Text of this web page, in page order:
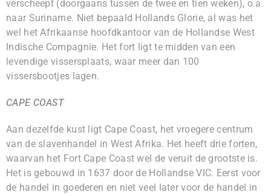
verscheept (doorgaans tussen de twee en tien weken), o.a.
naar Suriname. Niet bepaald Hollands Glorie, al was het
wel het Afrikaanse hoofdkantoor van de Hollandse West
Indische Compagnie. Het fort ligt te midden van een
levendige vissersplaats, waar meer dan 100
vissersbootjes lagen.
CAPE COAST
Aan dezelfde kust ligt Cape Coast, het vroegere centrum
van de slavenhandel in West Afrika. Het heeft drie forten,
waarvan het Fort Cape Coast wel de veruit de grootste is.
Het is gebouwd in 1637 door de Hollandse VIC. Eerst voor
de handel in goederen en niet veel later voor de handel in